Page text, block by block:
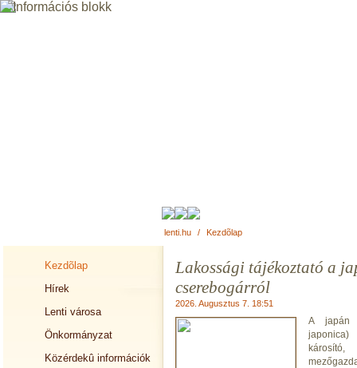
lenti.hu / Kezdõlap
Kezdõlap
Hírek
Lenti városa
Önkormányzat
Közérdekû információk
Lakossági tájékoztató a
cserebogárról
2026. Augusztus 7. 18:51
A japán